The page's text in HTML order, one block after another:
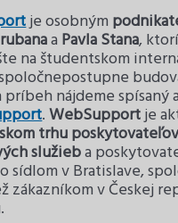
je osobným
a Pavla Stana,
na študentskom
príbeh nájdeme spísaný
.WebSupportje
trhu
služieba
sídlom v Bratislave,
zákazníkom v Českej